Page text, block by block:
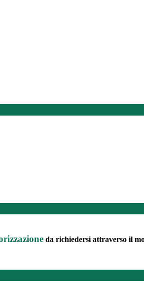
da richiedersi attraverso il